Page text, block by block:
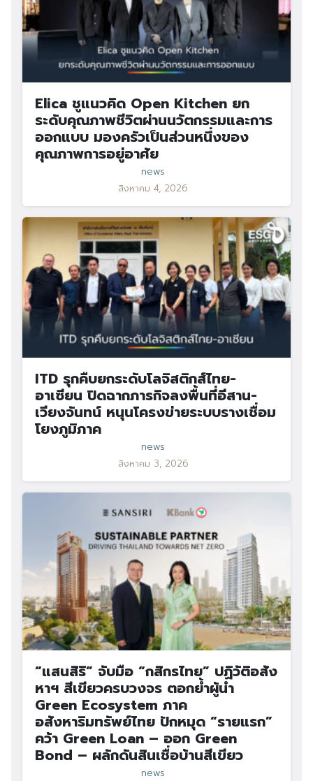
Elica ชูแนวคิด Open Kitchen ยก
ระดับคุณภาพชีวิตผ่านนวัตกรรมและการ
ออกแบบ มองครัวเป็นส่วนหนึ่งของ
คุณภาพการอยู่อาศัย
news
สิงหาคม 4, 2026
ITD รุกคืบยกระดับโลจิสติกส์ไทย-
อาเซียน ปิดฉากภารกิจลงพื้นที่อีสาน-
เวียงจันทน์ หนุนโครงข่ายระบบรางเชื่อม
โยงภูมิภาค
news
สิงหาคม 3, 2026
“แสนสิริ” จับมือ “กสิกรไทย” ปฏิวัติอสัง
หาฯ สีเขียวครบวงจร ตอกย้ำผู้นำ
Green Ecosystem ภาค
อสังหาริมทรัพย์ไทย ปักหมุด “รายแรก”
คว้า Green Loan – ออก Green
Bond – ผลักดันสินเชื่อบ้านสีเขียว
news